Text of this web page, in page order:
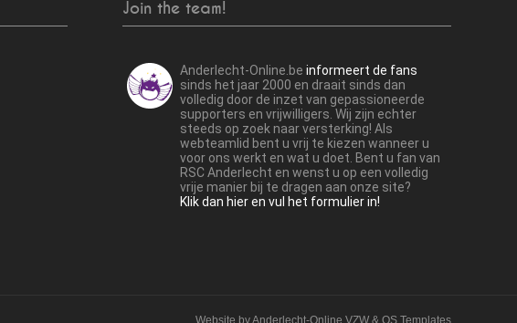
Join the team!
Anderlecht-Online.be informeert de fans
sinds het jaar 2000 en draait sinds dan
volledig door de inzet van gepassioneerde
supporters en vrijwilligers. Wij zijn echter
steeds op zoek naar versterking! Als
webteamlid bent u vrij te kiezen wanneer u
voor ons werkt en wat u doet. Bent u fan van
RSC Anderlecht en wenst u op een volledig
vrije manier bij te dragen aan onze site?
Klik dan hier en vul het formulier in!
Website byAnderlecht-Online VZW & OS Templates